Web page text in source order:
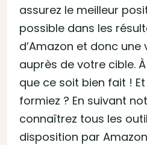
assurez le meilleur
possible dans les
d’Amazon et donc
auprès de votre cible.
que ce soit bien fait !
formiez ? En suivant
connaîtrez tous les
disposition par